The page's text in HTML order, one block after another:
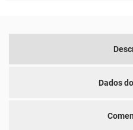
Dados